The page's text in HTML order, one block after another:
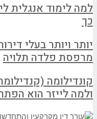
למה לימוד אנגלית
כך
יותר ויותר בעלי
מרפסת פלדה תלויה
קונדילומה
ולמה לייזר הוא